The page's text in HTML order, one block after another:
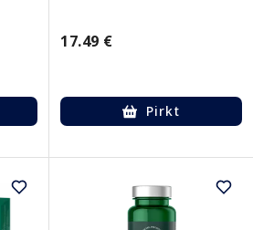
17.49 €
Pirkt